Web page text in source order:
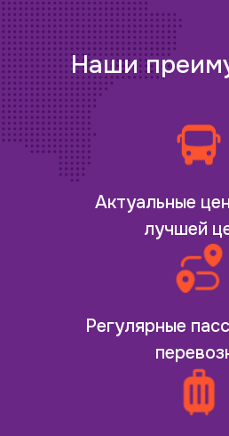
Наши
Актуальные
лучшей
Регулярные